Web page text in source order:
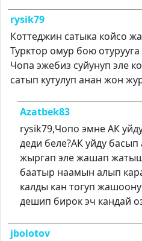
rysik79
Коттеджин сатыка койсо
Турктор омур бою отурууга
Чопа эжебиз суйунуп эле
сатып кутулуп анан жон
Azatbek83
rysik79,Чопо эмне АК
деди беле?АК уйду басып
жыргап эле жашап
баатыр наамын алып
калды кан тогуп
дешип бирок эч кандай
jbolotov